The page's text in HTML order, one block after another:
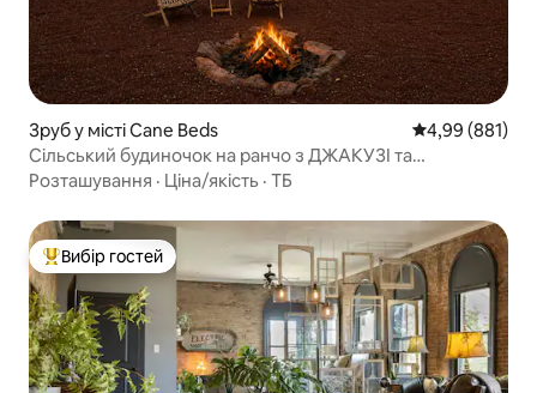
Зруб у місті Cane Beds Середня
4,99 (881)
Сільський будиночок на ранчо з ДЖАКУЗІ та
дивовижними краєвидами! Сіон
Розташування · Ціна/якість · ТБ
Топ вибір гостей
Вибір гостей